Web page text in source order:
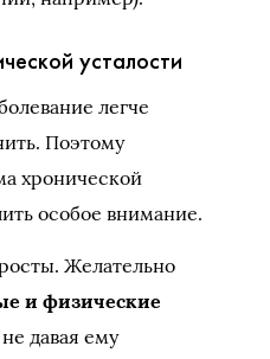
усталости
легче
Поэтому
хронической
особое внимание.
Желательно
и физические
давая ему